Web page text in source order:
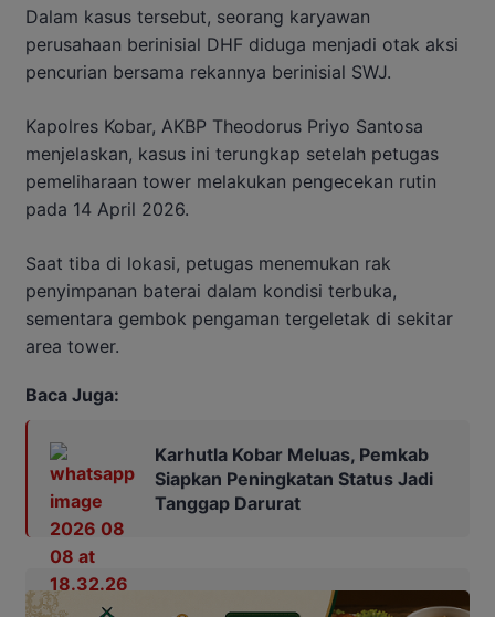
Dalam kasus tersebut, seorang karyawan
perusahaan berinisial DHF diduga menjadi otak aksi
pencurian bersama rekannya berinisial SWJ.
Kapolres Kobar, AKBP Theodorus Priyo Santosa
menjelaskan, kasus ini terungkap setelah petugas
pemeliharaan tower melakukan pengecekan rutin
pada 14 April 2026.
Saat tiba di lokasi, petugas menemukan rak
penyimpanan baterai dalam kondisi terbuka,
sementara gembok pengaman tergeletak di sekitar
area tower.
Baca Juga:
Karhutla Kobar Meluas, Pemkab
Siapkan Peningkatan Status Jadi
Tanggap Darurat